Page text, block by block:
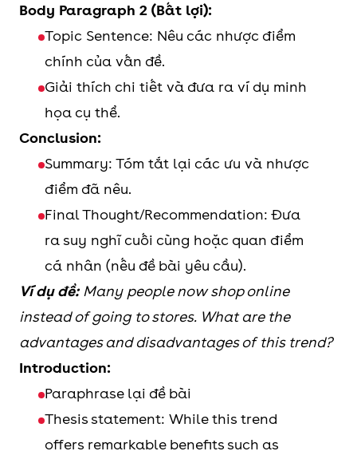
Body Paragraph 2 (Bất lợi):
Topic Sentence: Nêu các nhược điểm
chính của vấn đề.
Giải thích chi tiết và đưa ra ví dụ minh
họa cụ thể.
Conclusion:
Summary: Tóm tắt lại các ưu và nhược
điểm đã nêu.
Final Thought/Recommendation: Đưa
ra suy nghĩ cuối cùng hoặc quan điểm
cá nhân (nếu đề bài yêu cầu).
Ví dụ đề: Many people now shop online
instead of going to stores. What are the
advantages and disadvantages of this trend?
Introduction:
Paraphrase lại đề bài
Thesis statement: While this trend
offers remarkable benefits such as